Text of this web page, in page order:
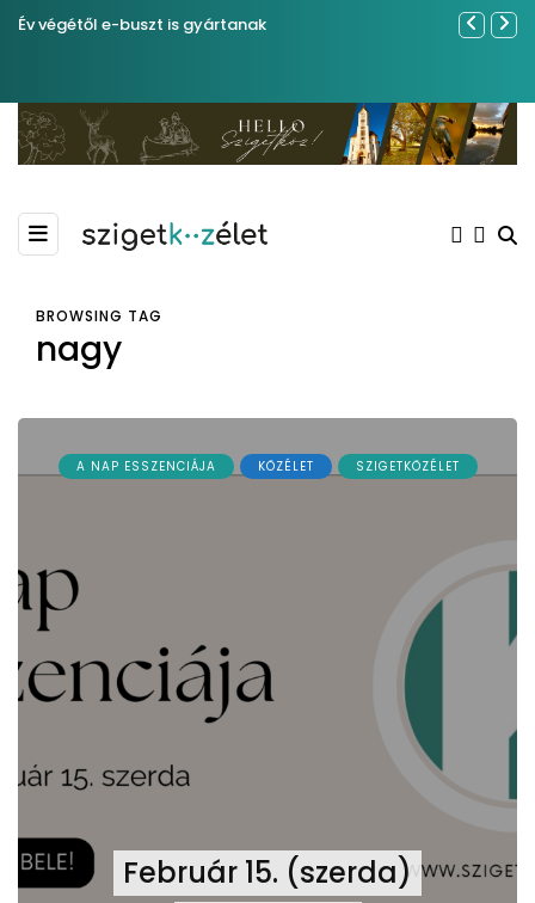
Év végétől e-buszt is gyártanak
Közel
BROWSING TAG
nagy
A NAP ESSZENCIÁJA KÖZÉLET SZIGETKÖZÉLET
Február 15. (szerda)